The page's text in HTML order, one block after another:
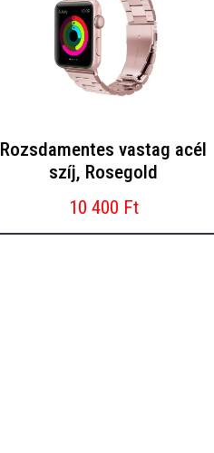
Rozsdamentes vastag acél
szíj, Rosegold
10 400 Ft